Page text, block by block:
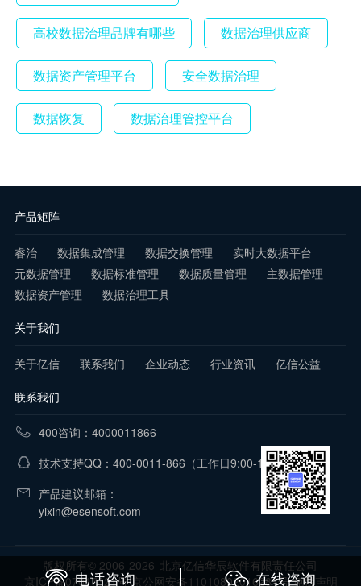
高校数据治理品牌有哪些 数据治理供应商
数据资产管理平台 安全数据治理
数据恢复 数据治理管控平台
产品矩阵
睿治 数据集成管理 数据交换管理
实时大数据平台
元数据管理
数据标准管理 数据质量管理
主数据管理
数据资产管理
数据治理工具
关于我们
关于亿信 联系我们 企业动态 行业资讯 亿信公益
联系我们
400咨询：4000011866
技术支持QQ：400-0011-866 （工作日9:00-18:00）
产品建议邮箱：
yixin@esensoft.com
版权所有© 2006-2026 北京亿信华辰软件有限责任公司
京ICP备07017321号 京公网安备11010802016281号 免责声明
电话咨询 在线咨询